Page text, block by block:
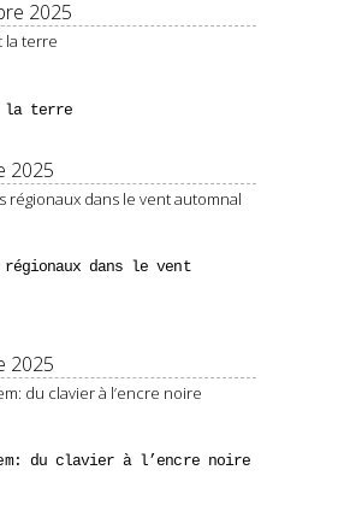
2025
la terre
2025
régionaux dans le vent
2025
du clavier à l’encre noire